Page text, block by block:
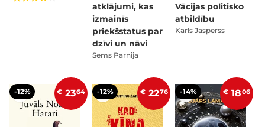
atklājumi, kas
izmainīs
priekšstatus par
dzīvi un nāvi
Sems Parnija
Vācijas politisko
atbildību
Karls Jasperss
-12% € 2364 -12% € 2276 -14% € 1806